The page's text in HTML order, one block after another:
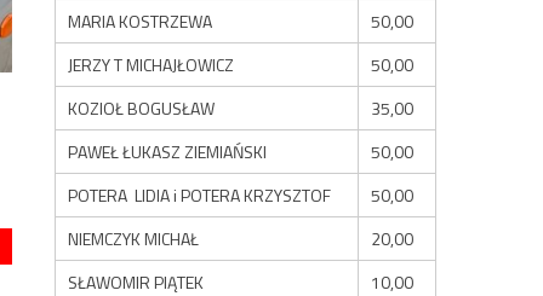
MARIA KOSTRZEWA
50,00
JERZY T MICHAJŁOWICZ
50,00
KOZIOŁ BOGUSŁAW
35,00
PAWEŁ ŁUKASZ ZIEMIAŃSKI
50,00
POTERA LIDIA i POTERA KRZYSZTOF
50,00
NIEMCZYK MICHAŁ
20,00
SŁAWOMIR PIĄTEK
10,00